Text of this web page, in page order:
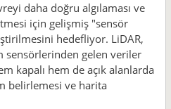
daha doğru algılaması ve
için gelişmiş "sensör
hedefliyor. LiDAR,
sensörlerinden gelen veriler
kapalı hem de açık alanlarda
belirlemesi ve harita